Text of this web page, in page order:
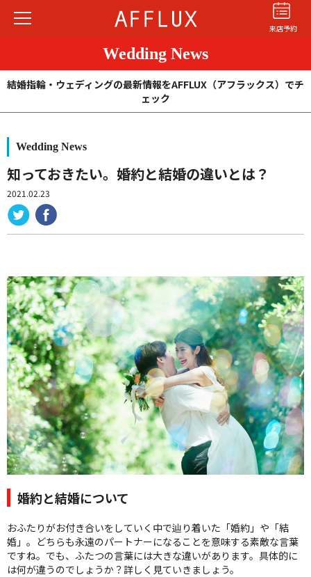
来店予約
セットリング
商品カテゴリ
ショップ
無限大のオーダーメイド
ゆびわ言葉®
クオリティ
AFFLUXダイヤモンド
サービス
お役立ち記事
フェア・ニュース
ブログ・お客様の声
カタログ請求
よくあるご質問| 会社概要|採用情報
お問い合わせ|プライバシーポリシー
Wedding News
結婚指輪・ウェディングの最新情報をAFFLUX（アフラックス）でチ
ェック
Wedding News
知っておきたい。婚約と結婚の違いとは？
2021.02.23
婚約と結婚について
おふたりがお付き合いをしていく中で辿り着いた「婚約」や「結
婚」。どちらも永遠のパートナーになることを意味する素敵な言葉
ですね。でも、ふたつの言葉には大きな違いがあります。具体的に
は何が違うのでしょうか？詳しく見ていきましょう。